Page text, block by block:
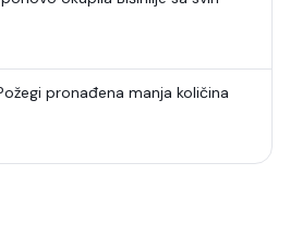
pronađena manja količina